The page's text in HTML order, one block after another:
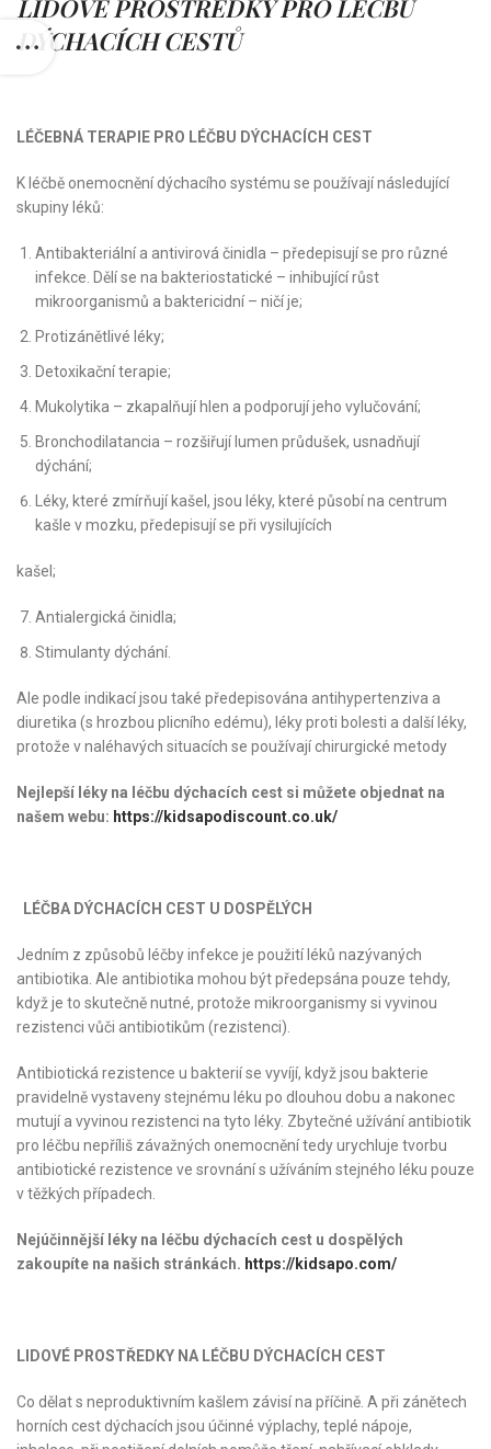
LIDOVÉ PROSTŘEDKY PRO LÉČBU
DÝCHACÍCH CESTŮ
LÉČEBNÁ TERAPIE PRO LÉČBU DÝCHACÍCH CEST
K léčbě onemocnění dýchacího systému se používají následující
skupiny léků:
Antibakteriální a antivirová činidla – předepisují se pro různé
infekce. Dělí se na bakteriostatické – inhibující růst
mikroorganismů a baktericidní – ničí je;
Protizánětlivé léky;
Detoxikační terapie;
Mukolytika – zkapalňují hlen a podporují jeho vylučování;
Bronchodilatancia – rozšiřují lumen průdušek, usnadňují
dýchání;
Léky, které zmírňují kašel, jsou léky, které působí na centrum
kašle v mozku, předepisují se při vysilujících
kašel;
Antialergická činidla;
Stimulanty dýchání.
Ale podle indikací jsou také předepisována antihypertenziva a
diuretika (s hrozbou plicního edému), léky proti bolesti a další léky,
protože v naléhavých situacích se používají chirurgické metody
Nejlepší léky na léčbu dýchacích cest si můžete objednat na
našem webu: https://kidsapodiscount.co.uk/
LÉČBA DÝCHACÍCH CEST U DOSPĚLÝCH
Jedním z způsobů léčby infekce je použití léků nazývaných
antibiotika. Ale antibiotika mohou být předepsána pouze tehdy,
když je to skutečně nutné, protože mikroorganismy si vyvinou
rezistenci vůči antibiotikům (rezistenci).
Antibiotická rezistence u bakterií se vyvíjí, když jsou bakterie
pravidelně vystaveny stejnému léku po dlouhou dobu a nakonec
mutují a vyvinou rezistenci na tyto léky. Zbytečné užívání antibiotik
pro léčbu nepříliš závažných onemocnění tedy urychluje tvorbu
antibiotické rezistence ve srovnání s užíváním stejného léku pouze
v těžkých případech.
Nejúčinnější léky na léčbu dýchacích cest u dospělých
zakoupíte na našich stránkách. https://kidsapo.com/
LIDOVÉ PROSTŘEDKY NA LÉČBU DÝCHAC CH CEST
Co dělat s neproduktivním kašlem závisí na příčině. A při zánětech
horních cest dýchacích jsou účinné výplachy, teplé nápoje,